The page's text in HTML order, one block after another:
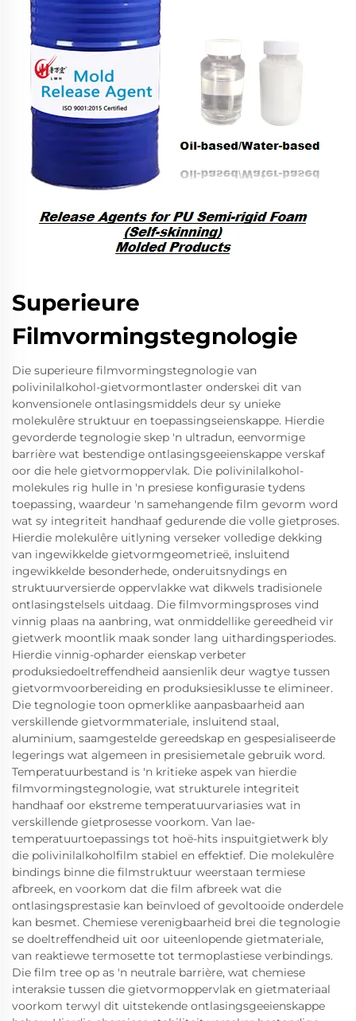
Superieure
Filmvormingstegnologie
Die superieure filmvormingstegnologie van
polivinilalkohol-gietvormontlaster onderskei dit van
konvensionele ontlasingsmiddels deur sy unieke
molekulêre struktuur en toepassingseienskappe. Hierdie
gevorderde tegnologie skep 'n ultradun, eenvormige
barrière wat bestendige ontlasingsgeeienskappe verskaf
oor die hele gietvormoppervlak. Die polivinilalkohol-
molekules rig hulle in 'n presiese konfigurasie tydens
toepassing, waardeur 'n samehangende film gevorm word
wat sy integriteit handhaaf gedurende die volle gietproses.
Hierdie molekulêre uitlyning verseker volledige dekking
van ingewikkelde gietvormgeometrieë, insluitend
ingewikkelde besonderhede, onderuitsnydings en
struktuurversierde oppervlakke wat dikwels tradisionele
ontlasingstelsels uitdaag. Die filmvormingsproses vind
vinnig plaas na aanbring, wat onmiddellike gereedheid vir
gietwerk moontlik maak sonder lang uithardingsperiodes.
Hierdie vinnig-opharder eienskap verbeter
produksiedoeltreffendheid aansienlik deur wagtye tussen
gietvormvoorbereiding en produksiesiklusse te elimineer.
Die tegnologie toon opmerklike aanpasbaarheid aan
verskillende gietvormmateriale, insluitend staal,
aluminium, saamgestelde gereedskap en gespesialiseerde
legerings wat algemeen in presisiemetale gebruik word.
Temperatuurbestand is 'n kritieke aspek van hierdie
filmvormingstegnologie, wat strukturele integriteit
handhaaf oor ekstreme temperatuurvariasies wat in
verskillende gietprosesse voorkom. Van lae-
temperatuurtoepassings tot hoë-hits inspuitgietwerk bly
die polivinilalkoholfilm stabiel en effektief. Die molekulêre
bindings binne die filmstruktuur weerstaan termiese
afbreek, en voorkom dat die film afbreek wat die
ontlasingsprestasie kan beïnvloed of gevoltooide onderdele
kan besmet. Chemiese verenigbaarheid brei die tegnologie
se doeltreffendheid uit oor uiteenlopende gietmateriale,
van reaktiewe termosette tot termoplastiese verbindings.
Die film tree op as 'n neutrale barrière, wat chemiese
interaksie tussen die gietvormoppervlak en gietmateriaal
voorkom terwyl dit uitstekende ontlasingsgeeienskappe